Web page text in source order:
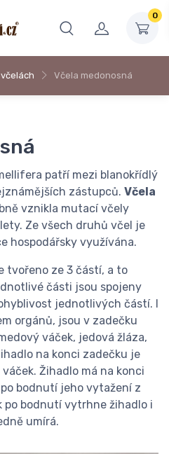
0
včelách Včela medonosná
patří mezi blanokřídlý
zástupců. Včela
vznikla mutací včely
Ze všech druhů včel je
hospodářsky využívána.
tvořeno ze 3 částí, a to
části jsou spojeny
jednotlivých částí. I
orgánů, jsou v zadečku
váček, jedová žláza,
na konci zadečku je
Žihadlo má na konci
bodnutí jeho vytažení z
po bodnutí vytrhne žihadlo i
umírá.